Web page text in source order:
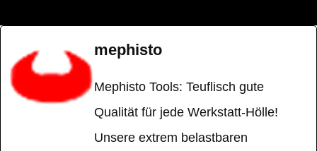
mephisto
Mephisto Tools: Teuflisch gute
Qualität für jede Werkstatt-Hölle!
Unsere extrem belastbaren